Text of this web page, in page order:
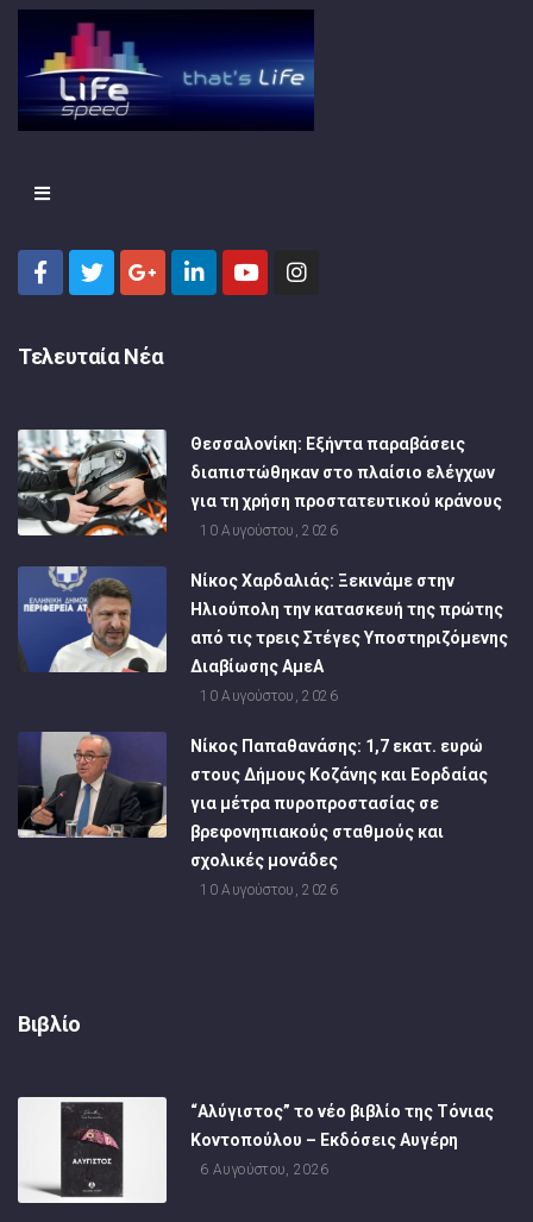
Τελευταία Νέα
Θεσσαλονίκη: Εξήντα παραβάσεις
διαπιστώθηκαν στο πλαίσιο ελέγχων
για τη χρήση προστατευτικού κράνους
10 Αυγούστου, 2026
Νίκος Χαρδαλιάς: Ξεκινάμε στην
Ηλιούπολη την κατασκευή της πρώτης
από τις τρεις Στέγες Υποστηριζόμενης
Διαβίωσης ΑμεΑ
10 Αυγούστου, 2026
Νίκος Παπαθανάσης: 1,7 εκατ. ευρώ
στους Δήμους Κοζάνης και Εορδαίας
για μέτρα πυροπροστασίας σε
βρεφονηπιακούς σταθμούς και
σχολικές μονάδες
10 Αυγούστου, 2026
Βιβλίο
“Αλύγιστος” το νέο βιβλίο της Τόνιας
Κοντοπούλου – Εκδόσεις Αυγέρη
6 Αυγούστου, 2026